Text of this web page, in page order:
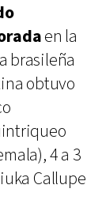
en la
brasileña
obtuvo
4 a 3
Callupe